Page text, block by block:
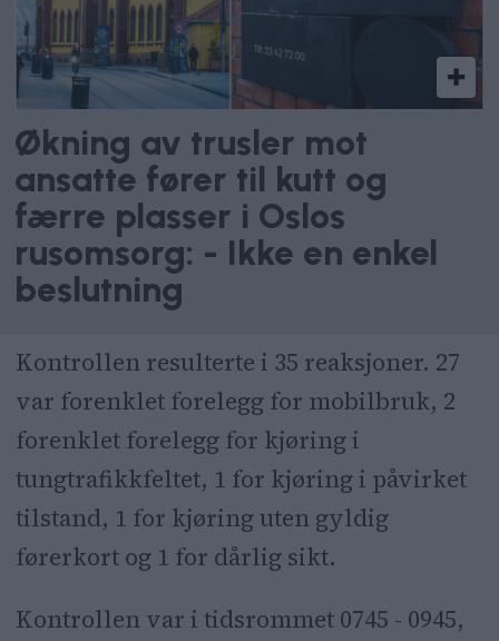
Økning av trusler mot
ansatte fører til kutt og
færre plasser i Oslos
rusomsorg: - Ikke en enkel
beslutning
Kontrollen resulterte i 35 reaksjoner. 27
var forenklet forelegg for mobilbruk, 2
forenklet forelegg for kjøring i
tungtrafikkfeltet, 1 for kjøring i påvirket
tilstand, 1 for kjøring uten gyldig
førerkort og 1 for dårlig sikt.
Kontrollen var i tidsrommet 0745 - 0945,